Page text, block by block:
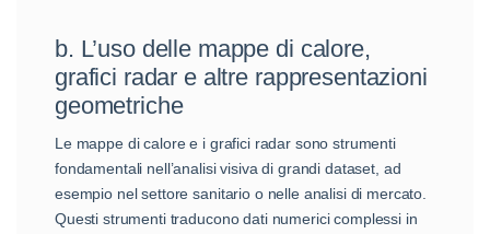
b. L’uso delle mappe di calore,
grafici radar e altre rappresentazioni
geometriche
Le mappe di calore e i grafici radar sono strumenti
fondamentali nell’analisi visiva di grandi dataset, ad
esempio nel settore sanitario o nelle analisi di mercato.
Questi strumenti traducono dati numerici complessi in